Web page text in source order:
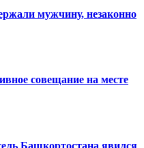
мужчину, незаконно
совещание на месте
Башкортостана явился